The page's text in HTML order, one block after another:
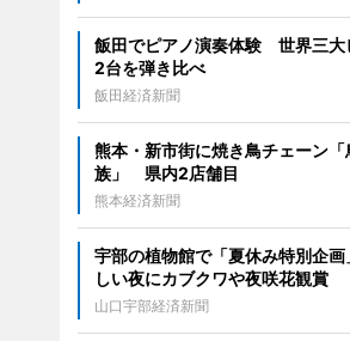
飯田でピアノ演奏体験 世界三大
2台を弾き比べ
飯田経済新聞
熊本・新市街に焼き鳥チェーン「
族」 県内2店舗目
熊本経済新聞
宇部の植物館で「夏休み特別企
しい夜にカブクワや夜咲花観賞
山口宇部経済新聞